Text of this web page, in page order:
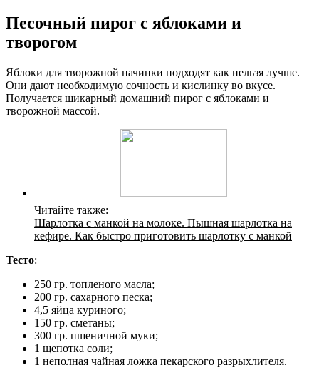
Песочный пирог с яблоками и
творогом
Яблоки для творожной начинки подходят как нельзя лучше.
Они дают необходимую сочность и кислинку во вкусе.
Получается шикарный домашний пирог с яблоками и
творожной массой.
Читайте также:
Шарлотка с манкой на молоке. Пышная шарлотка на
кефире. Как быстро приготовить шарлотку с манкой
Тесто:
250 гр. топленого масла;
200 гр. сахарного песка;
4,5 яйца куриного;
150 гр. сметаны;
300 гр. пшеничной муки;
1 щепотка соли;
1 неполная чайная ложка пекарского разрыхлителя.